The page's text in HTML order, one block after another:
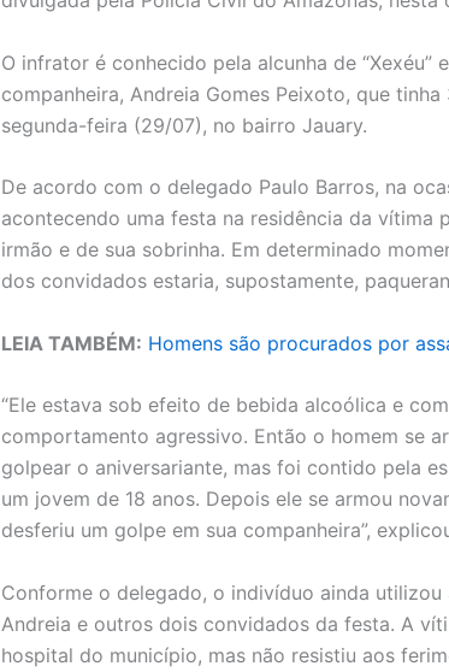
O infrator é conhecido pela alcunha de “Xexéu”
companheira, Andreia Gomes Peixoto, que
segunda-feira (29/07), no bairro Jauary.
De acordo com o delegado Paulo Barros, na
acontecendo uma festa na residência da vítima
irmão e de sua sobrinha. Em determinado
dos convidados estaria, supostamente,
LEIA TAMBÉM: Homens são procurados por
“Ele estava sob efeito de bebida alcoólica e
comportamento agressivo. Então o homem se
golpear o aniversariante, mas foi contido pela
um jovem de 18 anos. Depois ele se armou
desferiu um golpe em sua companheira”,
Conforme o delegado, o indivíduo ainda
Andreia e outros dois convidados da festa. A
hospital do município, mas não resistiu aos